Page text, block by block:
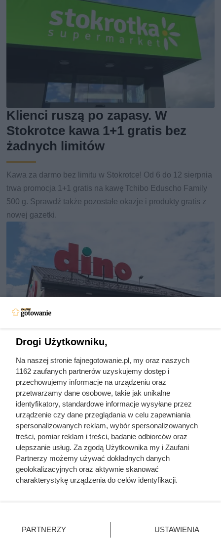
Klienci ruszą po zapasy. W
Stokrotce kawa 1+1 gratis bez
żadnych limitów
Kawa za darmo bez limitu w Stokrotce! Od 6 do 12 sierpnia
trwa promocja 1+1 gratis na kawę Tchibo Eduscho Family
500 g. Sprawdź także pozostałe okazje i produkty gratis z
nowej gazetki.
Pożywny obiad za mniej niż 8 zł –
wystarczy dla dwóch osób
Flaki wołowe w promocji w Dino za mniej niż 8 zł. Sprawdź
szczegóły atrakcyjnej oferty i dowiedz się, do kiedy jest
ważna.
Inne serwisy Grupy KB.pl
Drogi Użytkowniku,
Na naszej stronie fajnegotowanie.pl, my oraz naszych
1162 zaufanych partnerów uzyskujemy dostęp i
przechowujemy informacje na urządzeniu oraz
przetwarzamy dane osobowe, takie jak unikalne
identyfikatory, standardowe informacje wysyłane przez
urządzenie czy dane przeglądania w celu zapewniania
spersonalizowanych reklam, wybór spersonalizowanych
treści, pomiar reklam i treści, badanie odbiorców oraz
ulepszanie usług. Za zgodą Użytkownika my i Zaufani
Partnerzy możemy używać dokładnych danych
geolokalizacyjnych oraz aktywnie skanować
charakterystykę urządzenia do celów identyfikacji.
zmienić/wycofać klikając przycisk ustawień prywatności
znajdujący się w lewym dolnym rogu strony
PARTNERZY USTAWIENIA